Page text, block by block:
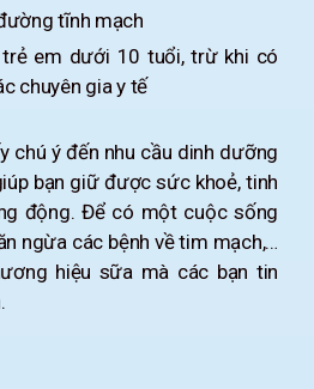
tĩnh mạch
trẻ em dưới 10 tuổi, trừ khi có
chuyên gia y tế
chú ý đến nhu cầu dinh dưỡng
bạn giữ được sức khoẻ, tinh
động. Để có một cuộc sống
ngừa các bệnh về tim mạch,…
hiệu sữa mà các bạn tin